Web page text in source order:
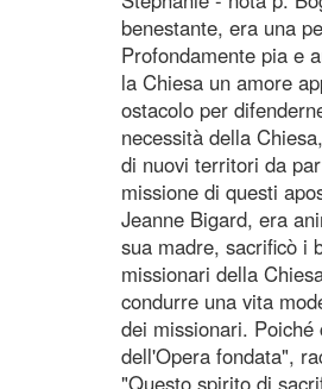
benestante, era una
Profondamente pia e
la Chiesa un amore
ostacolo per
necessità della
di nuovi territori da
missione di questi
Jeanne Bigard, era
sua madre, sacrificò i
missionari della
condurre una vita
dei missionari.
dell'Opera fondata",
"Questo spirito di